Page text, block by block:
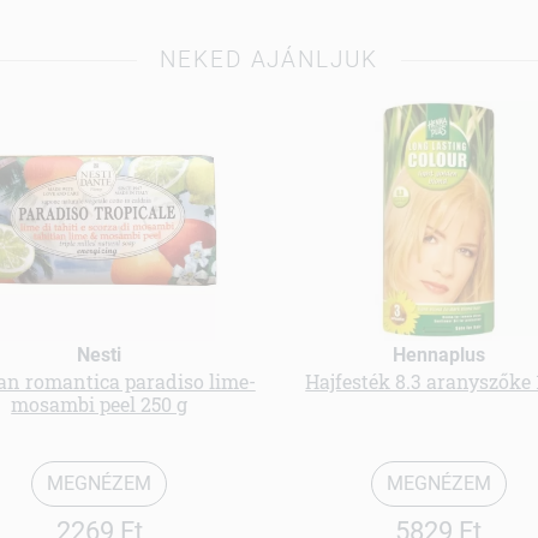
NEKED AJÁNLJUK
Nesti
romantica paradiso lime-
mosambi peel 250 g
MEGNÉZEM
2269 Ft
Hennaplus
Hajfesték 8.3 aranyszőke
MEGNÉZEM
5829 Ft